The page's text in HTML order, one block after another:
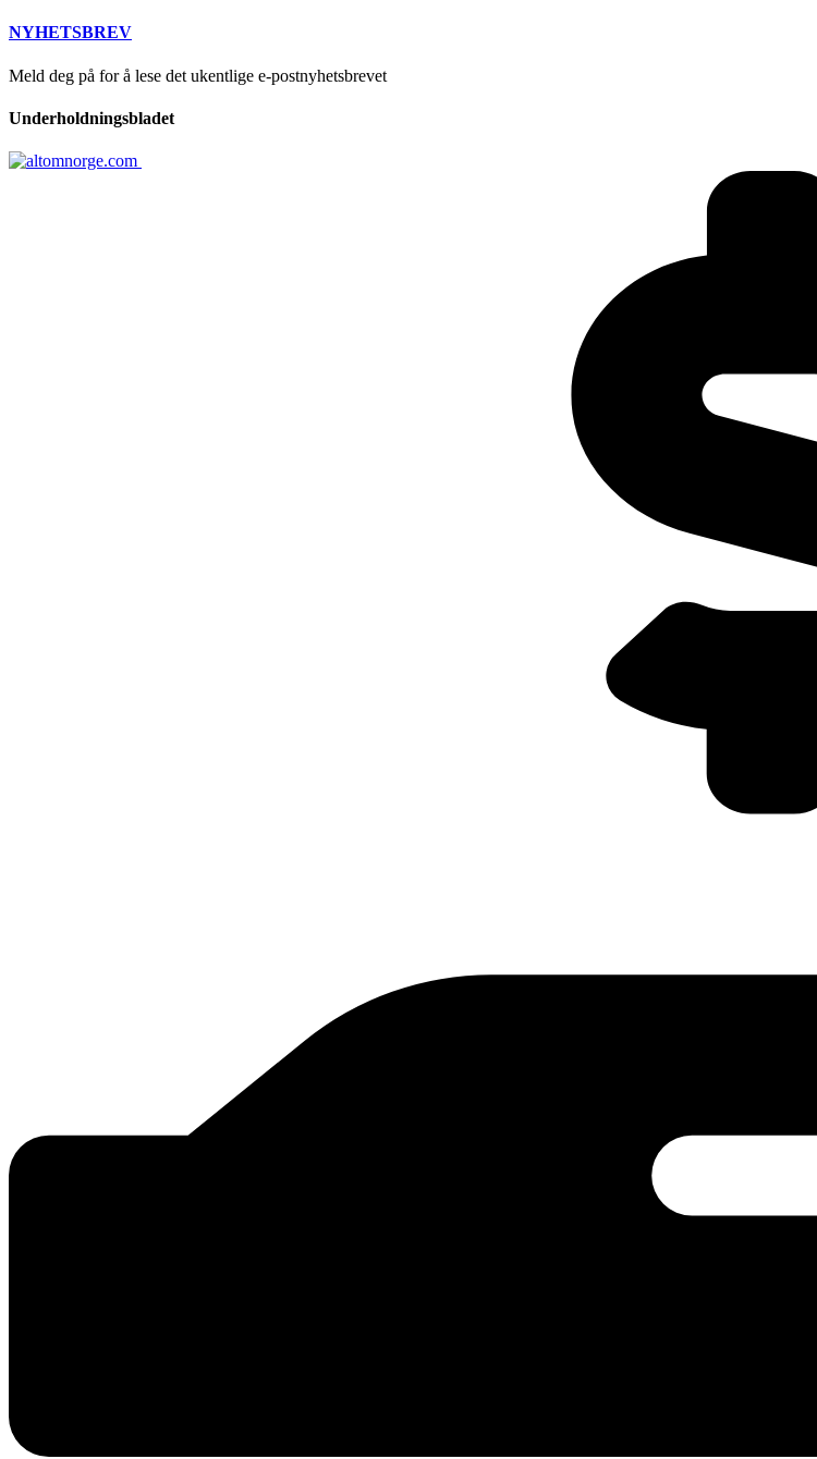
NYHETSBREV
Meld deg på for å lese det ukentlige e-postnyhetsbrevet
Underholdningsbladet